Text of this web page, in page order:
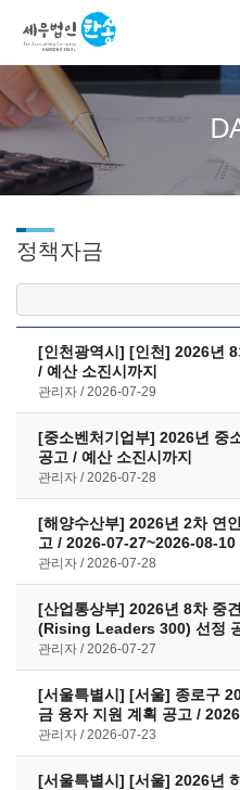
정책자금
[인천광역시] [인천] 2026년
/ 예산 소진시까지
관리자 2026-07-29
[중소벤처기업부] 2026년 중
공고 / 예산 소진시까지
관리자 2026-07-28
[해양수산부] 2026년 2차 연
고 / 2026-07-27~2026-08-10
관리자 2026-07-28
[산업통상부] 2026년 8차 중
(Rising Leaders 300) 선정
관리자 2026-07-27
[서울특별시] [서울] 종로구
금 융자 지원 계획 공고 /
관리자 2026-07-23
[서울특별시] [서울] 2026년